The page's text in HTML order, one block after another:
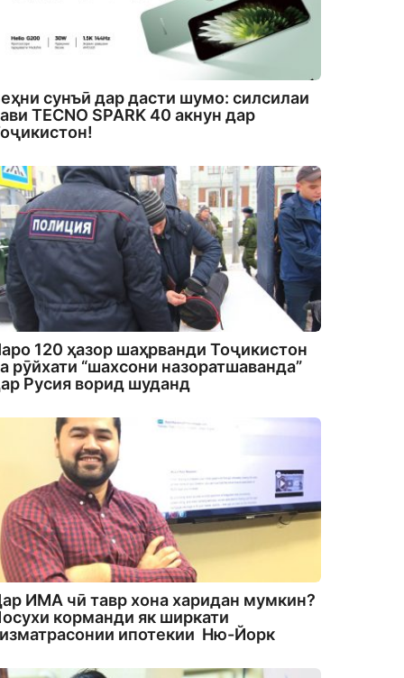
сунъӣ дар дасти шумо: силсилаи
TECNO SPARK 40 акнун дар
120 ҳазор шаҳрванди Тоҷикистон
рӯйхати “шахсони назоратшаванда”
Русия ворид шуданд
ИМА чӣ тавр хона харидан мумкин?
корманди як ширкати
ипотекии Ню-Йорк